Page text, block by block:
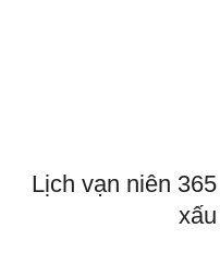
Lịch vạn niên